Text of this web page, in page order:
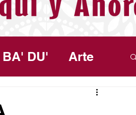
BA' DU' Arte
Salud